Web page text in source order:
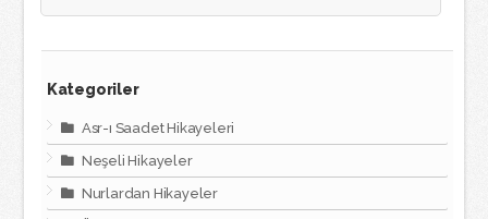
Kategoriler
Asr-ı Saadet Hikayeleri
Neşeli Hikayeler
Nurlardan Hikayeler